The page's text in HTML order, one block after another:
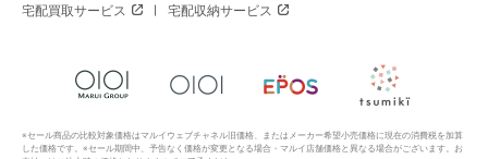
宅配買取サービス 宅配収納サービス
※セール商品の比較対象価格はマルイウェブチャネル旧価格、またはメーカー希望小売価格に現在の消費税を加算
した価格です。※セール期間中、予告なく価格が変更となる場合・マルイ店舗価格と異なる場合がございます。お